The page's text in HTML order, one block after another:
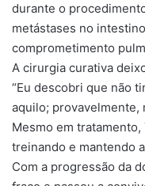
durante o
metástases no
comprometimento
A cirurgia curativa
“Eu descobri que não
aquilo; provavelmente,
Mesmo em
treinando e mantendo
Com a progressão da